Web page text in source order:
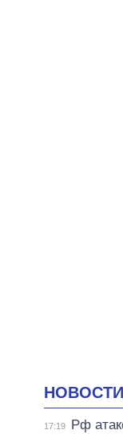
НОВОСТИ
17:19
Рф